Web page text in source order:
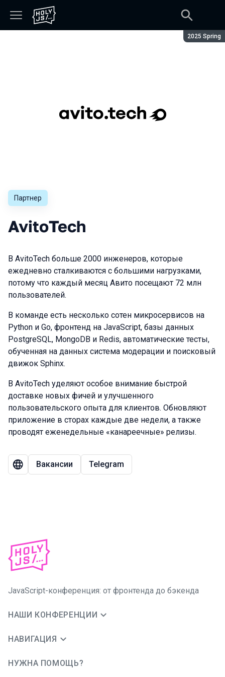
Сезон:
2025 Spring
Партнер
AvitoTech
В AvitoTech больше 2000 инженеров, которые
ежедневно сталкиваются с большими нагрузками,
потому что каждый месяц Авито посещают 72 млн
пользователей.
В команде есть несколько сотен микросервисов на
Python и Go, фронтенд на JavaScript, базы данных
PostgreSQL, MongoDB и Redis, автоматические тесты,
обученная на данных система модерации и поисковый
движок Sphinx.
В AvitoTech уделяют особое внимание быстрой
доставке новых фичей и улучшенного
пользовательского опыта для клиентов. Обновляют
приложение в сторах каждые две недели, а также
проводят еженедельные «канареечные» релизы.
Вакансии Telegram
JavaScript-конференция: от фронтенда до бэкенда
НАШИ КОНФЕРЕНЦИИ
НАВИГАЦИЯ
НУЖНА ПОМОЩЬ?